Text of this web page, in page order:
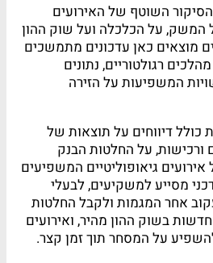
השוטף של האירועים
המשק, על הכלכלה ועל שוק ההון
מוצאים כאן עדכונים מתמשכים
רגולטוריים, נתונים
המשפיעות על הזירה
כולל דיווחים על תוצאות של
ורכישות, על החלטות הבנק
אירועים גיאופוליטיים המשפיעים
מסייע למשקיעים, לבעלי
אחר המגמות ולקבל החלטות
בשוק ההון מהיר, ואירועים
על המסחר תוך זמן קצר.